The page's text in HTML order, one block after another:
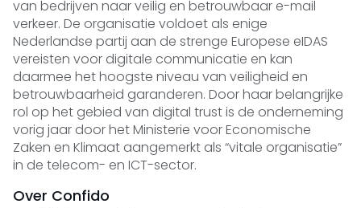
van bedrijven naar veilig en betrouwbaar e-mail
verkeer. De organisatie voldoet als enige
Nederlandse partij aan de strenge Europese eIDAS
vereisten voor digitale communicatie en kan
daarmee het hoogste niveau van veiligheid en
betrouwbaarheid garanderen. Door haar belangrijke
rol op het gebied van digital trust is de onderneming
vorig jaar door het Ministerie voor Economische
Zaken en Klimaat aangemerkt als “vitale organisatie”
in de telecom- en ICT-sector.
Over Confido